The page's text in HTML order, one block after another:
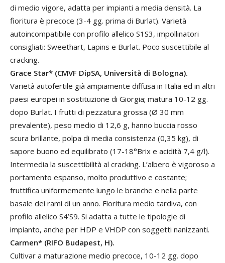
di medio vigore, adatta per impianti a media densità. La
fioritura è precoce (3-4 gg. prima di Burlat). Varietà
autoincompatibile con profilo allelico S1S3, impollinatori
consigliati: Sweethart, Lapins e Burlat. Poco suscettibile al
cracking.
Grace Star* (CMVF DipSA, Università di Bologna).
Varietà autofertile già ampiamente diffusa in Italia ed in altri
paesi europei in sostituzione di Giorgia; matura 10-12 gg.
dopo Burlat. I frutti di pezzatura grossa (Ø 30 mm
prevalente), peso medio di 12,6 g, hanno buccia rosso
scura brillante, polpa di media consistenza (0,35 kg), di
sapore buono ed equilibrato (17-18°Brix e acidità 7,4 g/l).
Intermedia la suscettibilità al cracking. L’albero è vigoroso a
portamento espanso, molto produttivo e costante;
fruttifica uniformemente lungo le branche e nella parte
basale dei rami di un anno. Fioritura medio tardiva, con
profilo allelico S4’S9. Si adatta a tutte le tipologie di
impianto, anche per HDP e VHDP con soggetti nanizzanti.
Carmen* (RIFO Budapest, H).
Cultivar a maturazione medio precoce, 10-12 gg. dopo